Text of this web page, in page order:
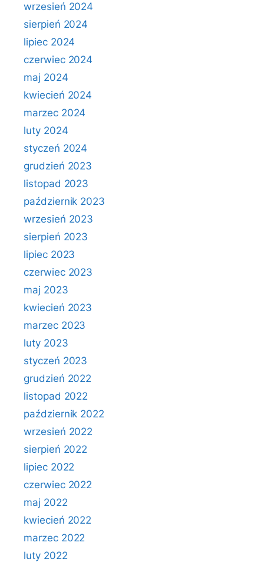
wrzesień 2024
sierpień 2024
lipiec 2024
czerwiec 2024
maj 2024
kwiecień 2024
marzec 2024
luty 2024
styczeń 2024
grudzień 2023
listopad 2023
październik 2023
wrzesień 2023
sierpień 2023
lipiec 2023
czerwiec 2023
maj 2023
kwiecień 2023
marzec 2023
luty 2023
styczeń 2023
grudzień 2022
listopad 2022
październik 2022
wrzesień 2022
sierpień 2022
lipiec 2022
czerwiec 2022
maj 2022
kwiecień 2022
marzec 2022
luty 2022